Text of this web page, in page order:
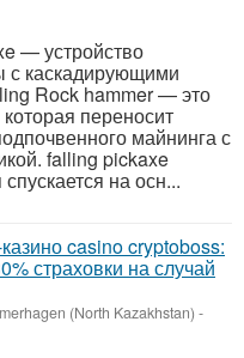
— устройство
с каскадирующими
Rock hammer — это
переносит
майнинга с
falling pickaxe
на осн...
casino cryptoboss:
страховки на случай
(North Kazakhstan) -